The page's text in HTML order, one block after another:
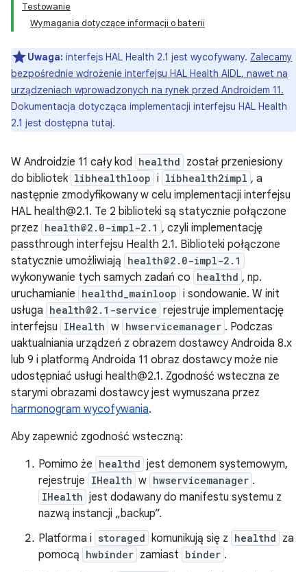
Testowanie
Wymagania dotyczące informacji o baterii
Uwaga: interfejs HAL Health 2.1 jest wycofywany. Zalecamy
bezpośrednie wdrożenie interfejsu HAL Health AIDL, nawet na
urządzeniach wprowadzonych na rynek przed Androidem 11.
Dokumentacja dotycząca implementacji interfejsu HAL Health
2.1 jest dostępna tutaj.
W Androidzie 11 cały kod healthd został przeniesiony
do bibliotek libhealthloop i libhealth2impl , a
następnie zmodyfikowany w celu implementacji interfejsu
HAL health@2.1. Te 2 biblioteki są statycznie połączone
przez health@2.0-impl-2.1 , czyli implementację
passthrough interfejsu Health 2.1. Biblioteki połączone
statycznie umożliwiają health@2.0-impl-2.1
wykonywanie tych samych zadań co healthd , np.
uruchamianie healthd_mainloop i sondowanie. W init
usługa health@2.1-service rejestruje implementację
interfejsu IHealth w hwservicemanager . Podczas
uaktualniania urządzeń z obrazem dostawcy Androida 8.x
lub 9 i platformą Androida 11 obraz dostawcy może nie
udostępniać usługi health@2.1. Zgodność wsteczna ze
starymi obrazami dostawcy jest wymuszana przez
harmonogram wycofywania.
Aby zapewnić zgodność wsteczną:
Pomimo że healthd jest demonem systemowym,
rejestruje IHealth w hwservicemanager .
IHealth jest dodawany do manifestu systemu z
nazwą instancji „backup”.
Platforma i storaged komunikują się z healthd za
pomocą hwbinder zamiast binder .